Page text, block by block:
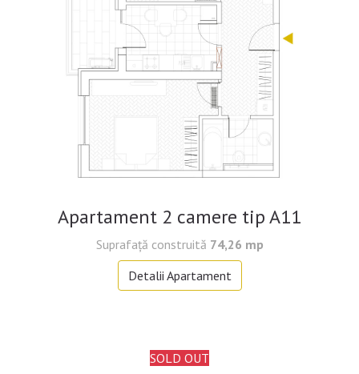
Apartament 2 camere tip A11
Suprafaţă construită 74,26 mp
Detalii Apartament
SOLD OUT